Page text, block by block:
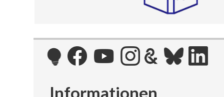
Informationen